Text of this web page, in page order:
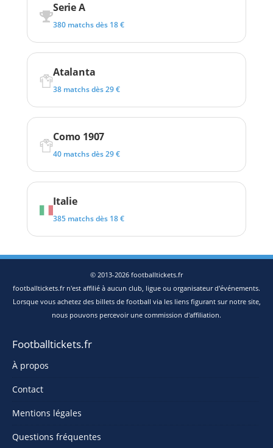
Serie A
380 matchs dès 18 €
Atalanta
38 matchs dès 29 €
Como 1907
40 matchs dès 29 €
Italie
385 matchs dès 18 €
© 2013-2026 footballtickets.fr
footballtickets.fr n'est affilié à aucun club, ligue ou organisateur d'événements.
Lorsque vous achetez des billets de football via les liens figurant sur notre site,
nous pouvons percevoir une commission d'affiliation.
Footballtickets.fr
À propos
Contact
Mentions légales
Questions fréquentes